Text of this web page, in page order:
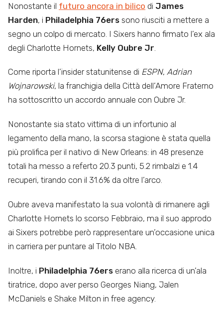
Nonostante il futuro ancora in bilico di James
Harden, i Philadelphia 76ers sono riusciti a mettere a
segno un colpo di mercato. I Sixers hanno firmato l’ex ala
degli Charlotte Hornets, Kelly Oubre Jr
Come riporta l’insider statunitense di ESPN, Adrian
Wojnarowski, la franchigia della Città dell’Amore Fraterno
ha sottoscritto un accordo annuale con Oubre Jr.
Nonostante sia stato vittima di un infortunio al
legamento della mano, la scorsa stagione è stata quella
più prolifica per il nativo di New Orleans: in 48 presenze
totali ha messo a referto 20.3 punti, 5.2 rimbalzi e 1.4
recuperi, tirando con il 31.6% da oltre l’arco.
Oubre aveva manifestato la sua volontà di rimanere agli
Charlotte Hornets lo scorso Febbraio, ma il suo approdo
ai Sixers potrebbe però rappresentare un’occasione unica
in carriera per puntare al Titolo NBA.
Inoltre, i Philadelphia 76ers erano alla ricerca di un’ala
tiratrice, dopo aver perso Georges Niang, Jalen
McDaniels e Shake Milton in free agency.